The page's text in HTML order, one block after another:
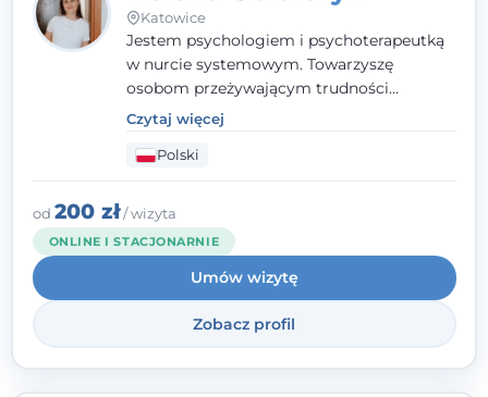
Katowice
Jestem psychologiem i psychoterapeutką
w nurcie systemowym. Towarzyszę
osobom przeżywającym trudności
emocjonalne, relacyjne albo znajdującym
się w kryzysie. Liczy się dla mnie
autentyczna, oparta na zaufaniu relacja
oraz przestrzeń, w której każdy poczuje się
wysłuchany i potraktowany z szacunkiem.
Czytaj więcej
Polski
od 200 zł/ wizyta
ONLINE I STACJONARNIE
Umów wizytę
Zobacz profil